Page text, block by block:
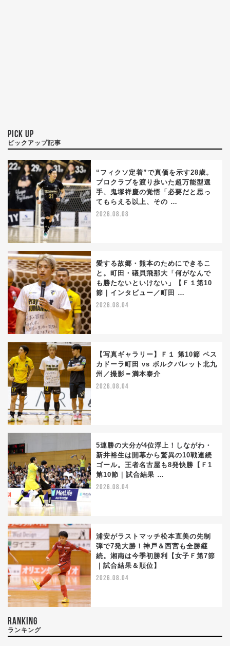
PICK UP
ピックアップ記事
“フィクソ定着”で真価を示す28歳。
プロクラブを渡り歩いた超万能型選
手、鬼塚祥慶の覚悟「必要だと思っ
てもらえる以上、その …
2026.08.08
愛する故郷・熊本のためにできるこ
と。町田・礒貝飛那大「何がなんで
も勝たないといけない」【Ｆ１第10
節｜インタビュー／町田 …
2026.08.04
【写真ギャラリー】Ｆ１ 第10節 ペス
カドーラ町田 vs ボルクバレット北九
州／撮影＝満本泰介
2026.08.04
5連勝の大分が4位浮上！しながわ・
新井裕生は開幕から驚異の10戦連続
ゴール。王者名古屋も8発快勝【Ｆ1
第10節｜試合結果 …
2026.08.04
浦安がラストマッチ松本直美の先制
弾で7発大勝！神戸＆西宮も全勝継
続。湘南は今季初勝利【女子Ｆ第7節
｜試合結果＆順位】
2026.08.04
RANKING
ランキング